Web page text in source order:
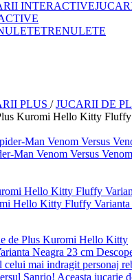
TRENULETE
PLUS / JUCARII DE
Kuromi Hello Kitty Fluffy
Man Venom Versus
Hello Kitty Fluffy